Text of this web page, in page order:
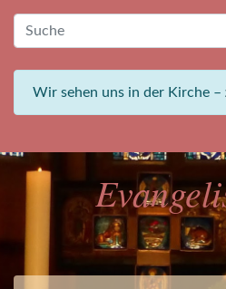
Wir sehen uns in der Kirche –